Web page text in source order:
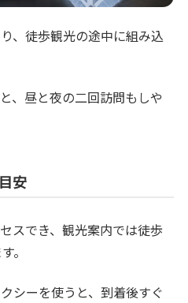
、徒歩観光の途中に組み込
、昼と夜の二回訪問もしや
安
スでき、観光案内では徒歩
。
シーを使うと、到着後すぐ